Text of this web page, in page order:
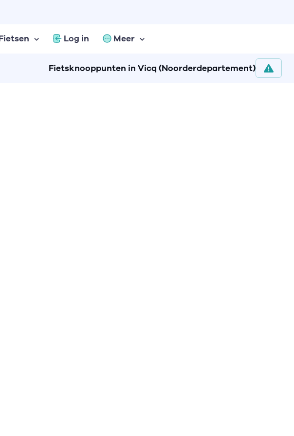
Log in Meer
Fietsknooppunten in Vicq (Noorderdepartement)